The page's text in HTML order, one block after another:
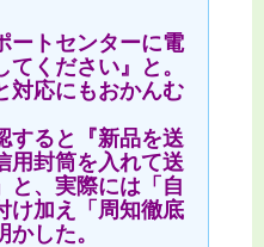
ートセンターに電
ください』と。
対応にもおかんむ
すると『新品を送
用封筒を入れて送
と、実際には「自
け加え「周知徹底
した。